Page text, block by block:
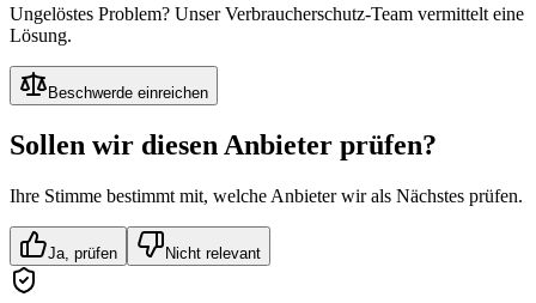
Ungelöstes Problem? Unser Verbraucherschutz-Team vermittelt eine
Lösung.
Beschwerde einreichen
Sollen wir diesen Anbieter prüfen?
Ihre Stimme bestimmt mit, welche Anbieter wir als Nächstes prüfen.
Ja, prüfen Nicht relevant